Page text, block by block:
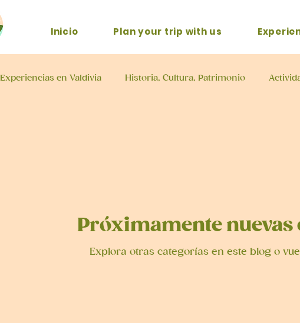
Inicio Plan your trip with us
Experiencias en Valdivia Historia, Cultura, Patrimonio
Próximamente nuevas
Explora otras categorías en este blog o